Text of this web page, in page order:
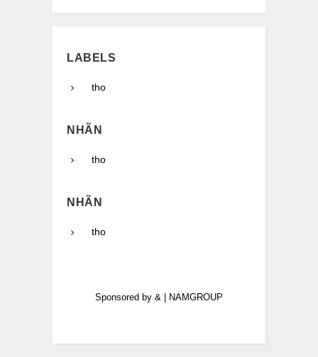
LABELS
tho
NHÃN
tho
NHÃN
tho
Sponsored by & NAMGROUP